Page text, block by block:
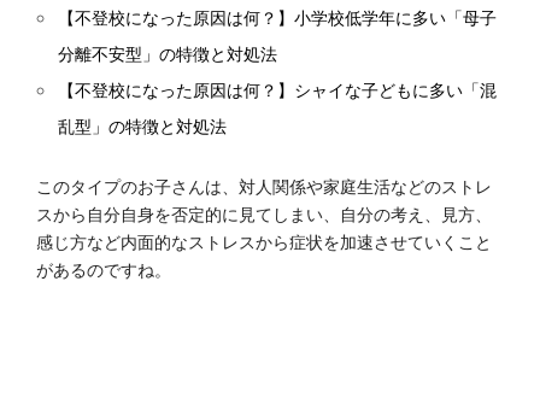
【不登校になった原因は何？】小学校低学年に多い「母子
分離不安型」の特徴と対処法
【不登校になった原因は何？】シャイな子どもに多い「混
乱型」の特徴と対処法
このタイプのお子さんは、対人関係や家庭生活などのストレ
スから自分自身を否定的に見てしまい、自分の考え、見方、
感じ方など内面的なストレスから症状を加速させていくこと
があるのですね。